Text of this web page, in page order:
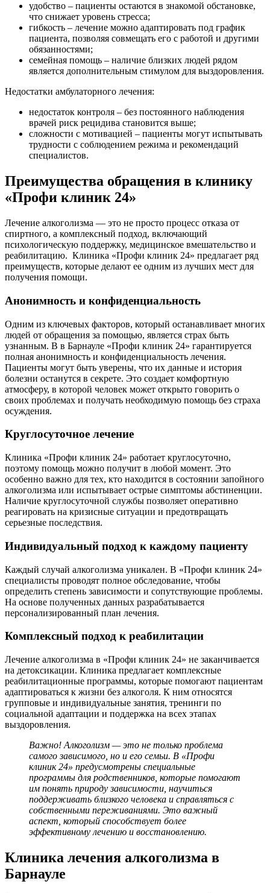
удобство – пациенты остаются в знакомой обстановке,
что снижает уровень стресса;
гибкость – лечение можно адаптировать под график
пациента, позволяя совмещать его с работой и другими
обязанностями;
семейная помощь – наличие близких людей рядом
является дополнительным стимулом для выздоровления.
Недостатки амбулаторного лечения:
недостаток контроля – без постоянного наблюдения
врачей риск рецидива становится выше;
сложности с мотивацией – пациенты могут испытывать
трудности с соблюдением режима и рекомендаций
специалистов.
Преимущества обращения в клинику
«Профи клиник 24»
Лечение алкоголизма — это не просто процесс отказа от
спиртного, а комплексный подход, включающий
психологическую поддержку, медицинское вмешательство и
реабилитацию. Клиника «Профи клиник 24» предлагает ряд
преимуществ, которые делают ее одним из лучших мест для
получения помощи.
Анонимность и конфиденциальность
Одним из ключевых факторов, который останавливает многих
людей от обращения за помощью, является страх быть
узнанным. В в Барнауле «Профи клиник 24» гарантируется
полная анонимность и конфиденциальность лечения.
Пациенты могут быть уверены, что их данные и история
болезни останутся в секрете. Это создает комфортную
атмосферу, в которой человек может открыто говорить о
своих проблемах и получать необходимую помощь без страха
осуждения.
Круглосуточное лечение
Клиника «Профи клиник 24» работает круглосуточно,
поэтому помощь можно получит в любой момент. Это
особенно важно для тех, кто находится в состоянии запойного
алкоголизма или испытывает острые симптомы абстиненции.
Наличие круглосуточной службы позволяет оперативно
реагировать на кризисные ситуации и предотвращать
серьезные последствия.
Индивидуальный подход к каждому пациенту
Каждый случай алкоголизма уникален. В «Профи клиник 24»
специалисты проводят полное обследование, чтобы
определить степень зависимости и сопутствующие проблемы.
На основе полученных данных разрабатывается
персонализированный план лечения.
Комплексный подход к реабилитации
Лечение алкоголизма в «Профи клиник 24» не заканчивается
на детоксикации. Клиника предлагает комплексные
реабилитационные программы, которые помогают пациентам
адаптироваться к жизни без алкоголя. К ним относятся
групповые и индивидуальные занятия, тренинги по
социальной адаптации и поддержка на всех этапах
выздоровления.
Важно! Алкоголизм — это не только проблема
самого зависимого, но и его семьи. В «Профи
клиник 24» предусмотрены специальные
программы для родственников, которые помогают
им понять природу зависимости, научиться
поддерживать близкого человека и справляться с
собственными переживаниями. Это важный
аспект, который способствует более
эффективному лечению и восстановлению.
Клиника лечения алкоголизма в
Барнауле